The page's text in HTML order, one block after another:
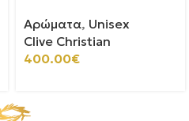
Αρώματα, Unisex
Clive Christian
400.00€